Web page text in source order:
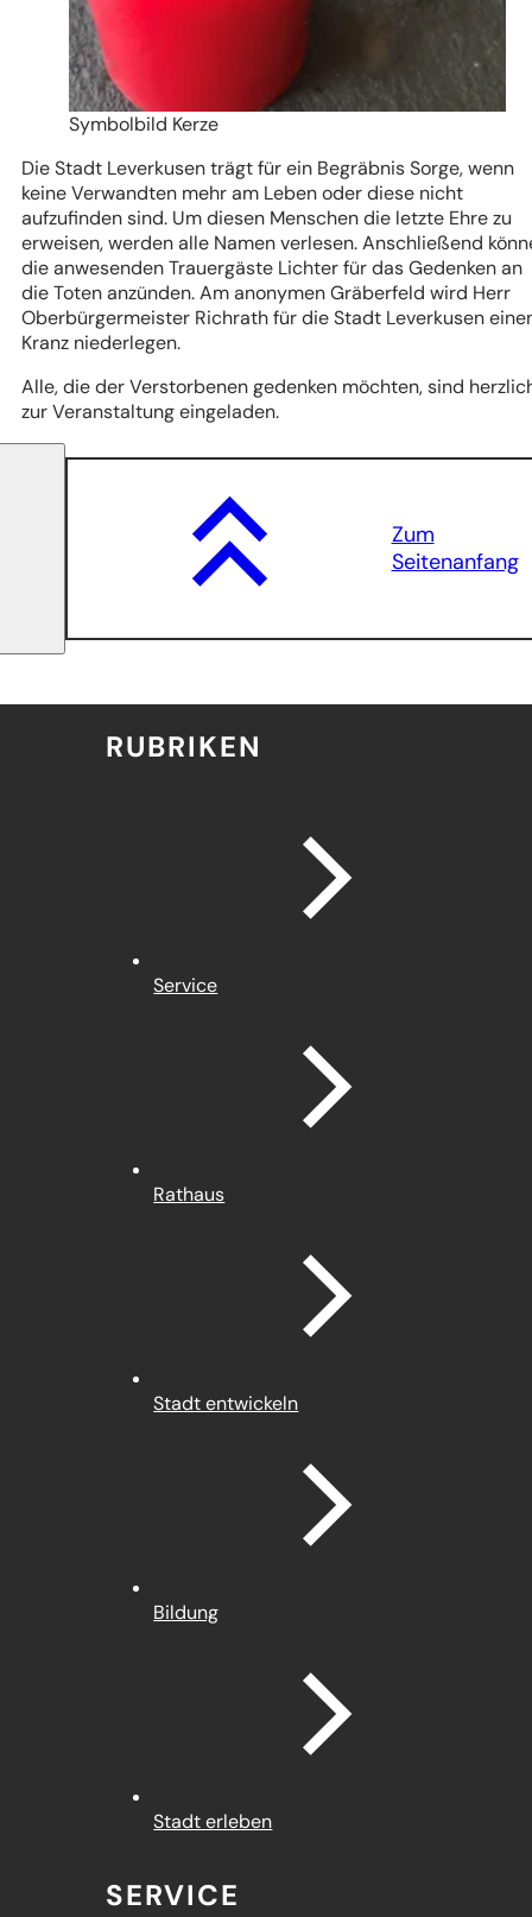
Symbolbild Kerze
Die Stadt Leverkusen trägt für ein Begräbnis Sorge, wenn
keine Verwandten mehr am Leben oder diese nicht
aufzufinden sind. Um diesen Menschen die letzte Ehre zu
erweisen, werden alle Namen verlesen. Anschließend
die anwesenden Trauergäste Lichter für das Gedenken an
die Toten anzünden. Am anonymen Gräberfeld wird Herr
Oberbürgermeister Richrath für die Stadt Leverkusen
Kranz niederlegen.
Alle, die der Verstorbenen gedenken möchten, sind
zur Veranstaltung eingeladen.
Zum
Seitenanfang
RUBRIKEN
Service
Rathaus
Stadt entwickeln
Bildung
Stadt erleben
SERVICE